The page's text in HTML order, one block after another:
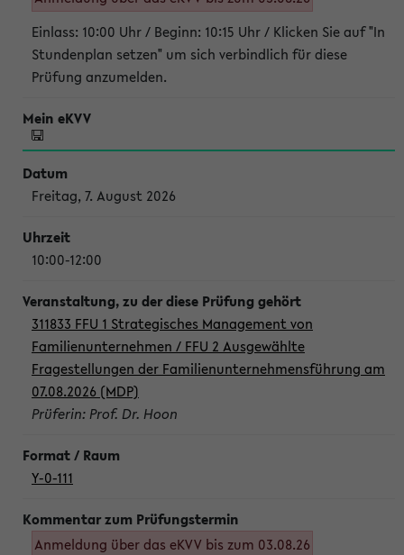
Einlass: 10:00 Uhr / Beginn: 10:15 Uhr / Klicken Sie auf "In
Stundenplan setzen" um sich verbindlich für diese
Prüfung anzumelden.
Freitag, 7. August 2026
10:00-12:00
311833 FFU 1 Strategisches Management von
Familienunternehmen / FFU 2 Ausgewählte
Fragestellungen der Familienunternehmensführung am
07.08.2026 (MDP)
Prüferin: Prof. Dr. Hoon
Y-0-111
Anmeldung über das eKVV bis zum 03.08.26